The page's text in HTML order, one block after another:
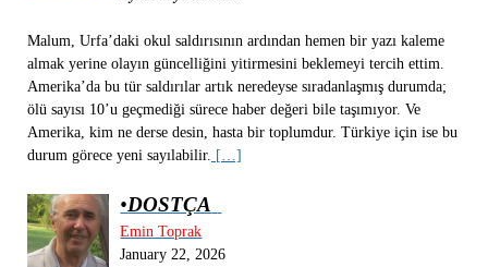
Malum, Urfa’daki okul saldırısının ardından hemen bir yazı kaleme
almak yerine olayın güncelliğini yitirmesini beklemeyi tercih ettim.
Amerika’da bu tür saldırılar artık neredeyse sıradanlaşmış durumda;
ölü sayısı 10’u geçmediği sürece haber değeri bile taşımıyor. Ve
Amerika, kim ne derse desin, hasta bir toplumdur. Türkiye için ise bu
durum görece yeni sayılabilir. […]
•DOSTÇA
Emin Toprak
January 22, 2026